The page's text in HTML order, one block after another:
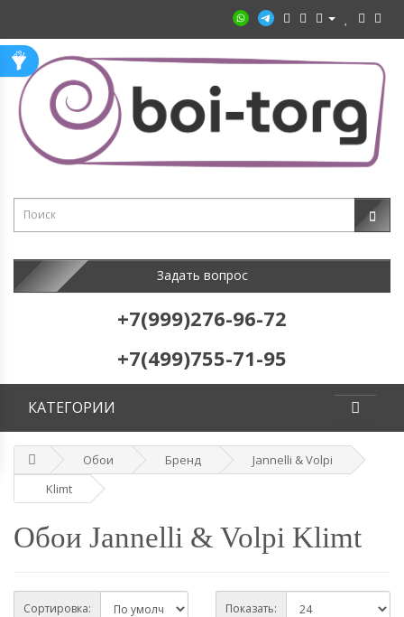
Задать вопрос
+7(999)276-96-72
+7(499)755-71-95
КАТЕГОРИИ
Обои Бренд
Jannelli & Volpi
Klimt
Обои Jannelli & Volpi Klimt
Сортировка: Показать: